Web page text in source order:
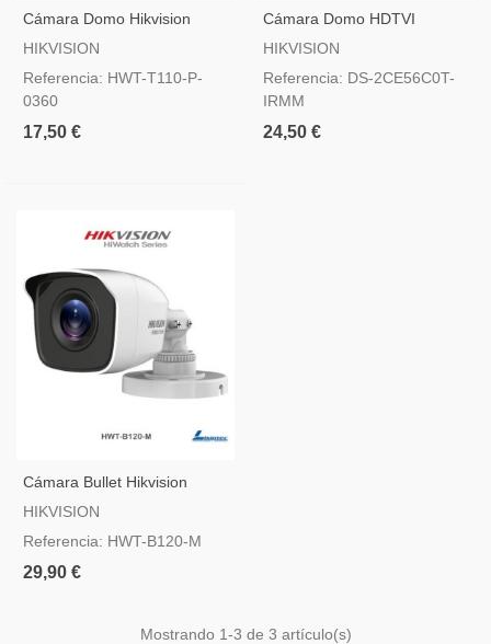
Cámara Domo Hikvision
720p ECO - HWT-T110-P-
HIKVISION
Referencia: HWT-T110-P-
0360
17,50 €
Cámara Domo HDTVI
Hikvision HD 720p De Interior
HIKVISION
Referencia: DS-2CE56C0T-
IRMM
24,50 €
Cámara Bullet Hikvision
1080p Lente 2.8 Mm - HWT-
HIKVISION
Referencia: HWT-B120-M
29,90 €
Mostrando 1-3 de 3 artículo(s)